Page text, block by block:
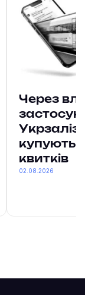
Через
купують
квитків
02.08.2026